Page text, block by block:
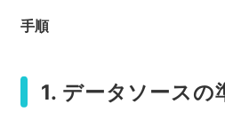
手順
1. データソースの